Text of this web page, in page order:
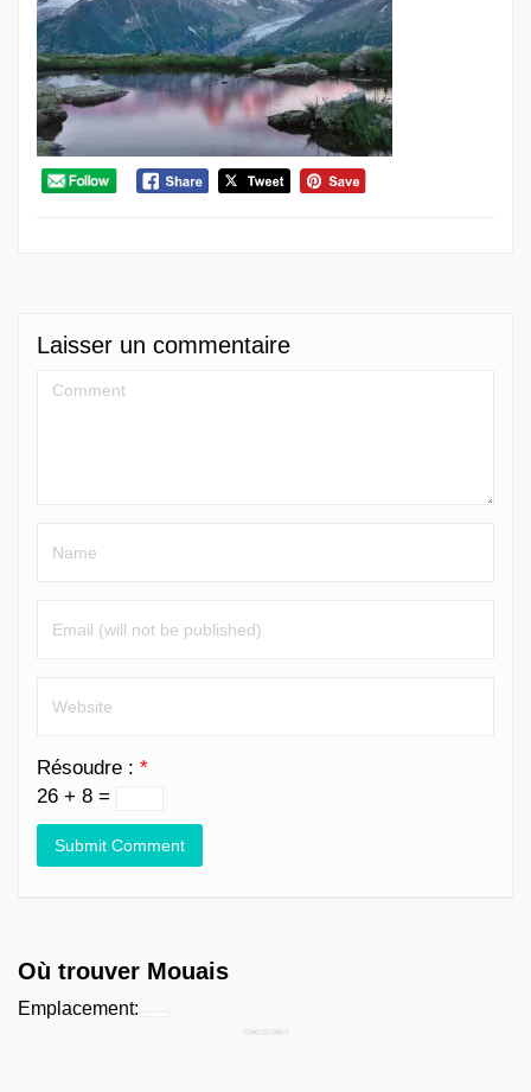
Laisser un commentaire
Résoudre : *
26 + 8 =
Où trouver Mouais
Emplacement: